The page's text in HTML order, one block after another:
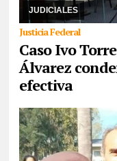
JUDICIALES
Justicia Federal
Caso Ivo
Álvarez
efectiva
Gendarme Álvarez y en